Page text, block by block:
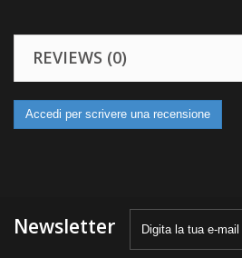
REVIEWS (0)
Accedi per scrivere una recensione
Newsletter